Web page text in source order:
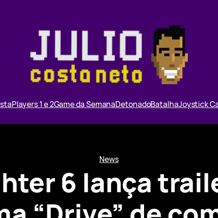
Players 1 e 2Game da SemanaDetonadoBatalhaJoystick
News
6 lança